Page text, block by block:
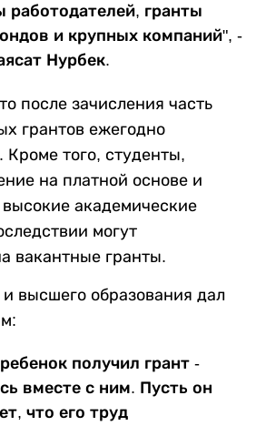
работодателей, гранты
и крупных компаний", -
Нурбек.
после зачисления часть
грантов ежегодно
Кроме того, студенты,
на платной основе и
академические
могут
вакантные гранты.
высшего образования дал
получил грант -
вместе с ним. Пусть он
что его труд